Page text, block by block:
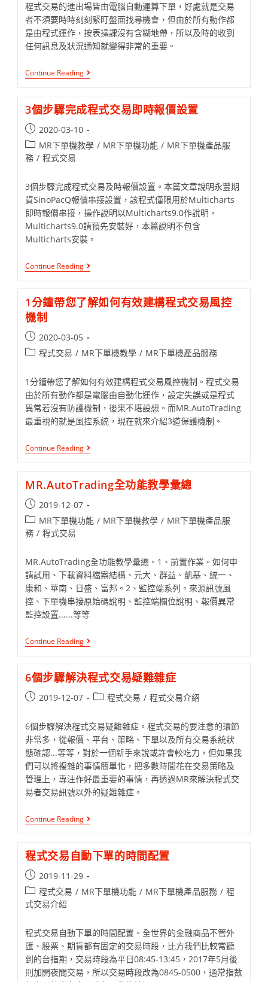
程式交易的進出場皆由電腦自動運算下單，好處就是交易
者不須要時時刻刻緊盯盤面找尋機會，但由於所有動作都
是由程式運作，按表操課沒有含糊地帶，所以及時的收到
任何訊息及狀況通知就變得非常的重要。
Continue Reading
3個步驟完成程式交易即時報價設置
2020-03-10
MR下單機教學 / MR下單機功能 / MR下單機產品服
務 / 程式交易
3個步驟完成程式交易及時報價設置。本篇文章說明永豐期
貨SinoPacQ報價串接設置，該程式僅限用於Multicharts
即時報價串接，操作說明以Multicharts9.0作說明，
Multicharts9.0請預先安裝好，本篇說明不包含
Multicharts安裝。
Continue Reading
1分鐘帶您了解如何有效建構程式交易風控
機制
2020-03-05
程式交易 / MR下單機教學 / MR下單機產品服務
1分鐘帶您了解如何有效建構程式交易風控機制。程式交易
由於所有動作都是電腦由自動化運作，設定失誤或是程式
異常若沒有防護機制，後果不堪設想。而MR.AutoTrading
最重視的就是風控系統，現在就來介紹3道保護機制。
Continue Reading
MR.AutoTrading全功能教學彙總
2019-12-07
MR下單機功能 / MR下單機教學 / MR下單機產品服
務 / 程式交易
MR.AutoTrading全功能教學彙總。1、前置作業。如何申
請試用、下載資料檔案結構、元大、群益、凱基、統一、
康和、華南、日盛、富邦。2、監控端系列。來源訊號風
控、下單機串接原始碼說明、監控端欄位說明、報價異常
監控設置......等等
Continue Reading
6個步驟解決程式交易疑難雜症
2019-12-07 程式交易 / 程式交易介紹
6個步驟解決程式交易疑難雜症。程式交易的要注意的環節
非常多，從報價、平台、策略、下單以及所有交易系統狀
態確認...等等，對於一個新手來說或許會較吃力，但如果我
們可以將複雜的事情簡單化，把多數時間花在交易策略及
管理上，專注作好最重要的事情，再透過MR來解決程式交
易者交易訊號以外的疑難雜症。
Continue Reading
程式交易自動下單的時間配置
2019-11-29
程式交易 / MR下單機功能 / MR下單機產品服務 / 程
式交易介紹
程式交易自動下單的時間配置。全世界的金融商品不管外
匯、股票、期貨都有固定的交易時段，比方我們比較常聽
到的台指期，交易時段為平日08:45-13:45，2017年5月後
則加開夜間交易，所以交易時段改為0845-0500，通常指數